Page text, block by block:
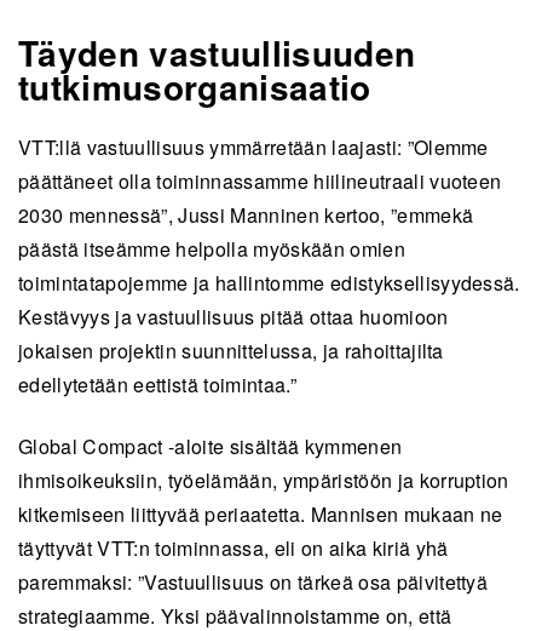
Täyden vastuullisuuden
tutkimusorganisaatio
VTT:llä vastuullisuus ymmärretään laajasti: ”Olemme
päättäneet olla toiminnassamme hiilineutraali vuoteen
2030 mennessä”, Jussi Manninen kertoo, ”emmekä
päästä itseämme helpolla myöskään omien
toimintatapojemme ja hallintomme edistyksellisyydessä.
Kestävyys ja vastuullisuus pitää ottaa huomioon
jokaisen projektin suunnittelussa, ja rahoittajilta
edellytetään eettistä toimintaa.”
Global Compact -aloite sisältää kymmenen
ihmisoikeuksiin, työelämään, ympäristöön ja korruption
kitkemiseen liittyvää periaatetta. Mannisen mukaan ne
täyttyvät VTT:n toiminnassa, eli on aika kiriä yhä
paremmaksi: ”Vastuullisuus on tärkeä osa päivitettyä
strategiaamme. Yksi päävalinnoistamme on, että